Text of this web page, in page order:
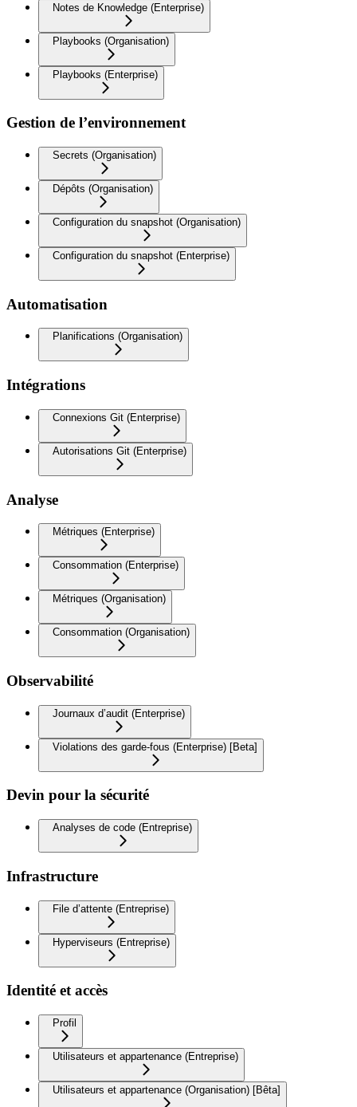
Notes de Knowledge (Enterprise)
Playbooks (Organisation)
Playbooks (Enterprise)
Gestion de l’environnement
Secrets (Organisation)
Dépôts (Organisation)
Configuration du snapshot (Organisation)
Configuration du snapshot (Enterprise)
Automatisation
Planifications (Organisation)
Intégrations
Connexions Git (Enterprise)
Autorisations Git (Enterprise)
Analyse
Métriques (Enterprise)
Consommation (Enterprise)
Métriques (Organisation)
Consommation (Organisation)
Observabilité
Journaux d’audit (Enterprise)
Violations des garde-fous (Enterprise) [Beta]
Devin pour la sécurité
Analyses de code (Entreprise)
Infrastructure
File d’attente (Entreprise)
Hyperviseurs (Entreprise)
Identité et accès
Profil
Utilisateurs et appartenance (Entreprise)
Utilisateurs et appartenance (Organisation) [Bêta]